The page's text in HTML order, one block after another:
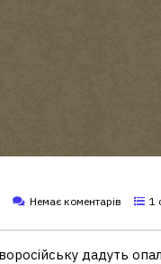
Немає коментарів 1
дадуть